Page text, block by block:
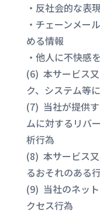
・反社会的な表
・チェーンメー
める情報
・他人に不快感
(6) 本サービス
ク、システム等
(7) 当社が提供
ムに対するリバ
析行為
(8) 本サービス
るおそれのある
(9) 当社のネッ
クセス行為